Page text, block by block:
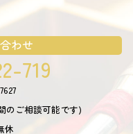
わせ
719
のご相談可能です)
休